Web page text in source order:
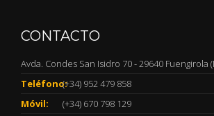
CONTACTO
Avda. Condes San Isidro 70 - 29640 Fuengirola
Teléfono:(+34) 952 479 858
Móvil:
(+34) 670 798 129